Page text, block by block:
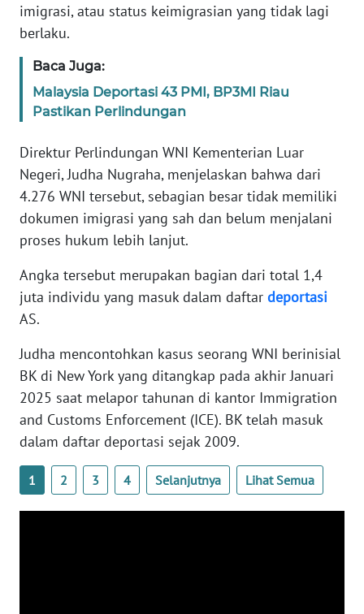
imigrasi, atau status keimigrasian yang tidak lagi
berlaku.
Baca Juga:
Malaysia Deportasi 43 PMI, BP3MI Riau
Pastikan Perlindungan
Direktur Perlindungan WNI Kementerian Luar
Negeri, Judha Nugraha, menjelaskan bahwa dari
4.276 WNI tersebut, sebagian besar tidak memiliki
dokumen imigrasi yang sah dan belum menjalani
proses hukum lebih lanjut.
Angka tersebut merupakan bagian dari total 1,4
juta individu yang masuk dalam daftar deportasi
AS.
Judha mencontohkan kasus seorang WNI berinisial
BK di New York yang ditangkap pada akhir Januari
2025 saat melapor tahunan di kantor Immigration
and Customs Enforcement (ICE). BK telah masuk
dalam daftar deportasi sejak 2009.
1 2 3 4 Selanjutnya Lihat Semua
Wahana
News
Regional
WN
SUMUT
JAKARTA
WN
JABAR
BANTEN
WN
WN
KEPRI
WN